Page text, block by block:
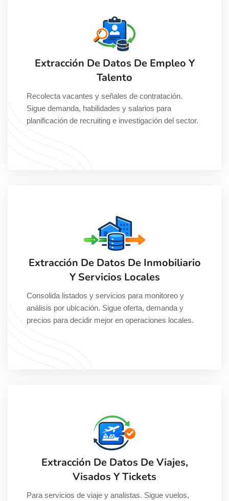
Extracción De Datos De Empleo Y
Talento
Recolecta vacantes y señales de contratación.
Sigue demanda, habilidades y salarios para
planificación de recruiting e investigación del sector.
Extracción De Datos De Inmobiliario
Y Servicios Locales
Consolida listados y servicios para monitoreo y
análisis por ubicación. Sigue oferta, demanda y
precios para decidir mejor en operaciones locales.
Extracción De Datos De Viajes,
Visados Y Tickets
Para servicios de viaje y analistas. Sigue vuelos,